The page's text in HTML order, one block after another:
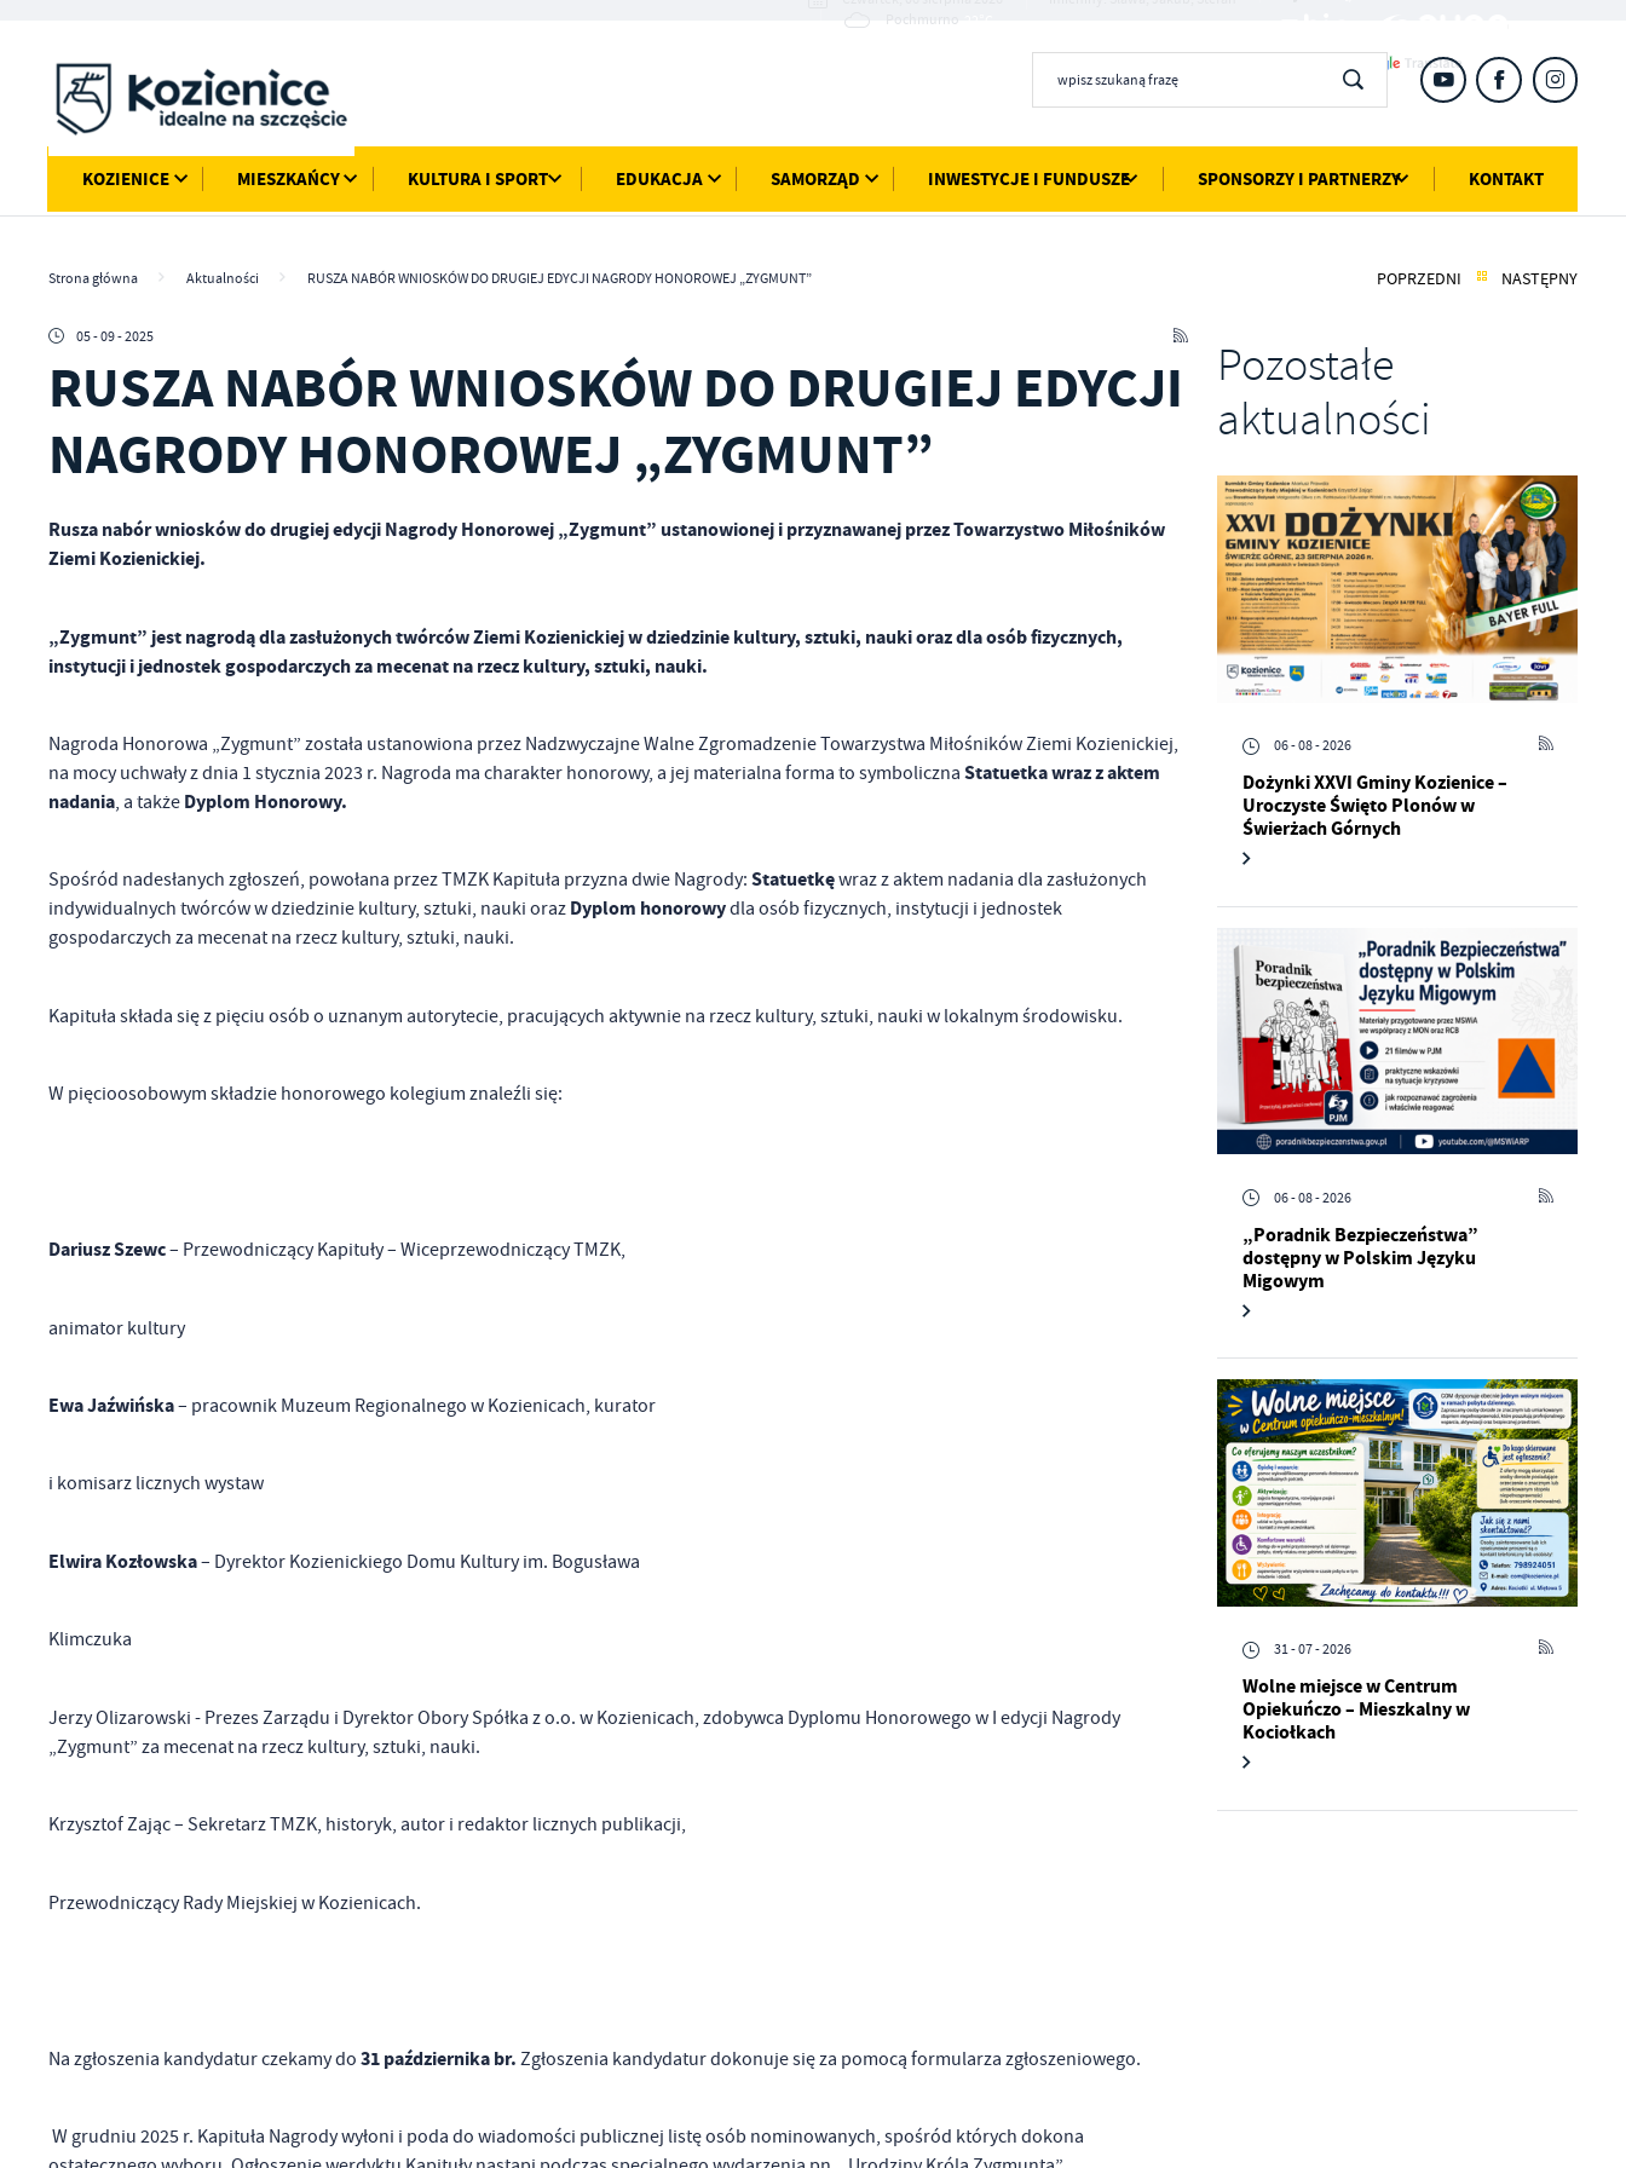
Pochmurno
KOZIENICE MIESZKAŃCY KULTURA I SPORT EDUKACJA SAMORZĄD INWESTYCJE I FUNDUSZE SPONSORZY I PARTNERZY KONTAKT
Strona główna Aktualności RUSZA NABÓR WNIOSKÓW DO DRUGIEJ EDYCJI NAGRODY HONOROWEJ „ZYGMUNT” POPRZEDNI NASTĘPNY
05 - 09 - 2025
RUSZA NABÓR WNIOSKÓW DO DRUGIEJ EDYCJI
NAGRODY HONOROWEJ „ZYGMUNT”
Rusza nabór wniosków do drugiej edycji Nagrody Honorowej „Zygmunt” ustanowionej i przyznawanej przez Towarzystwo Miłośników
Ziemi Kozienickiej.
„Zygmunt” jest nagrodą dla zasłużonych twórców Ziemi Kozienickiej w dziedzinie kultury, sztuki, nauki oraz dla osób fizycznych,
instytucji i jednostek gospodarczych za mecenat na rzecz kultury, sztuki, nauki.
Nagroda Honorowa „Zygmunt” została ustanowiona przez Nadzwyczajne Walne Zgromadzenie Towarzystwa Miłośników Ziemi Kozienickiej,
na mocy uchwały z dnia 1 stycznia 2023 r. Nagroda ma charakter honorowy, a jej materialna forma to symboliczna Statuetka wraz z aktem
nadania, a także Dyplom Honorowy.
Spośród nadesłanych zgłoszeń, powołana przez TMZK Kapituła przyzna dwie Nagrody: Statuetkęwraz z aktem nadania dla zasłużonych
indywidualnych twórców w dziedzinie kultury, sztuki, nauki oraz Dyplom honorowydla osób fizycznych, instytucji i jednostek
gospodarczych za mecenat na rzecz kultury, sztuki, nauki.
Kapituła składa się z pięciu osób o uznanym autorytecie, pracujących aktywnie na rzecz kultury, sztuki, nauki w lokalnym środowisku.
W pięcioosobowym składzie honorowego kolegium znaleźli się:
Dariusz Szewc– Przewodniczący Kapituły – Wiceprzewodniczący TMZK,
animator kultury
Ewa Jaźwińska– pracownik Muzeum Regionalnego w Kozienicach, kurator
i komisarz licznych wystaw
Elwira Kozłowska– Dyrektor Kozienickiego Domu Kultury im. Bogusława
Klimczuka
Jerzy Olizarowski - Prezes Zarządu i Dyrektor Obory Spółka z o.o. w Kozienicach, zdobywca Dyplomu Honorowego w I edycji Nagrody
„Zygmunt” za mecenat na rzecz kultury, sztuki, nauki.
Krzysztof Zając – Sekretarz TMZK, historyk, autor i redaktor licznych publikacji,
Przewodniczący Rady Miejskiej w Kozienicach.
Na zgłoszenia kandydatur czekamy do 31 października br. Zgłoszenia kandydatur dokonuje się za pomocą formularza zgłoszeniowego.
W grudniu 2025 r. Kapituła Nagrody wyłoni i poda do wiadomości publicznej listę osób nominowanych, spośród których dokona
Pozostałe
aktualności
06 - 08 - 2026
Dożynki XXVI Gminy Kozienice –
Uroczyste Święto Plonów w
Świerżach Górnych
06 - 08 - 2026
„Poradnik Bezpieczeństwa”
dostępny w Polskim Języku
Migowym
31 - 07 - 2026
Wolne miejsce w Centrum
Opiekuńczo – Mieszkalny w
Kociołkach
wszystkie. W dowolnym momencie możesz dokonać zmiany swoich ustawień.